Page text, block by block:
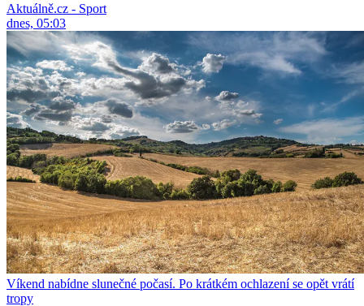
Aktuálně.cz - Sport
dnes, 05:03
Víkend nabídne slunečné počasí. Po krátkém ochlazení se opět vrátí
tropy